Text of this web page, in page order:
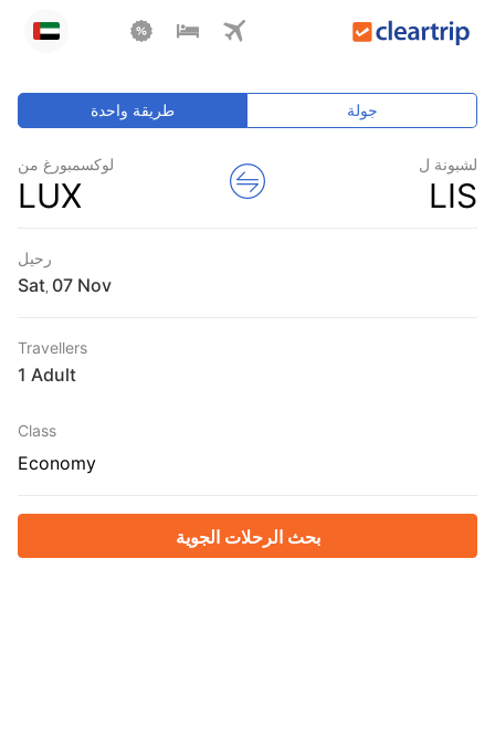
طريقة واحدة جولة
لوكسمبورغ من
LUX
لشبونة ل
LIS
رحيل
Sat
Travellers
1 Adult
Class
Economy